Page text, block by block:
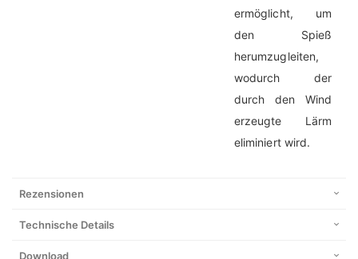
ermöglicht, um
den Spieß
herumzugleiten,
wodurch der
durch den Wind
erzeugte Lärm
eliminiert wird.
Rezensionen
Technische Details
Download